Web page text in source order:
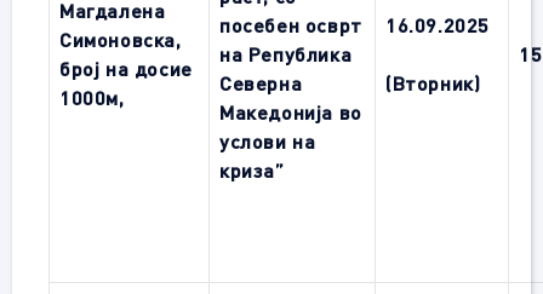
Магдалена
Симоновска,
број на досие
1000м,
посебен осврт
на Република
Северна
Македонија во
услови на
криза”
16.09.2025
(Вторник)